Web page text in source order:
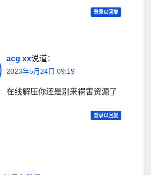
登录以回复
acg xx说道：
2023年5月24日 09:19
在线解压你还是别来祸害资源了
登录以回复